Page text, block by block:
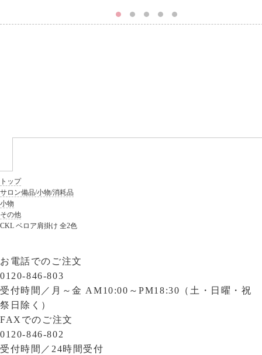
トップ
サロン備品/小物/消耗品
小物
その他
CKL ベロア肩掛け 全2色
お電話でのご注文
0120-846-803
受付時間／ 月～金 AM10:00～PM18:30（土・日曜・祝
祭日除く）
FAXでのご注文
0120-846-802
受付時間／ 24時間受付